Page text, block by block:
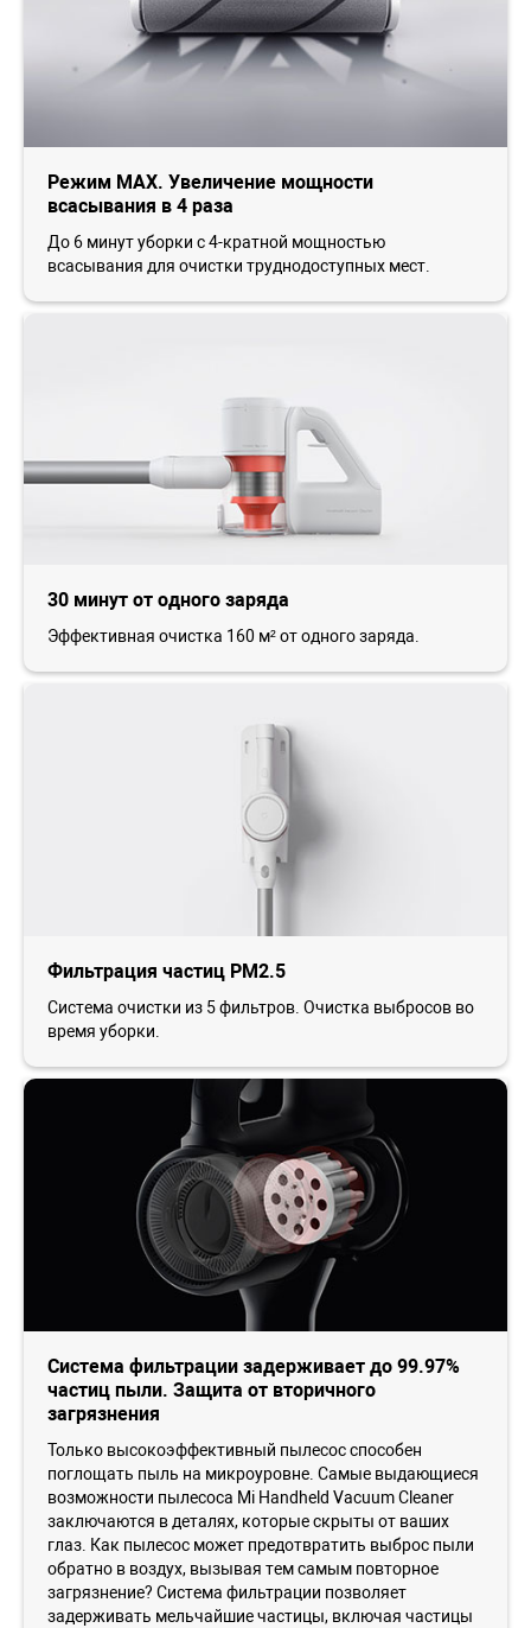
Режим MAX. Увеличение мощности
всасывания в 4 раза
До 6 минут уборки с 4-кратной мощностью
всасывания для очистки труднодоступных мест.
30 минут от одного заряда
Эффективная очистка 160 м² от одного заряда.
Фильтрация частиц PM2.5
Система очистки из 5 фильтров. Очистка выбросов во
время уборки.
Система фильтрации задерживает до 99.97%
частиц пыли. Защита от вторичного
загрязнения
Только высокоэффективный пылесос способен
поглощать пыль на микроуровне. Самые выдающиеся
возможности пылесоса Mi Handheld Vacuum Cleaner
заключаются в деталях, которые скрыты от ваших
глаз. Как пылесос может предотвратить выброс пыли
обратно в воздух, вызывая тем самым повторное
загрязнение? Система фильтрации позволяет
задерживать мельчайшие частицы, включая частицы